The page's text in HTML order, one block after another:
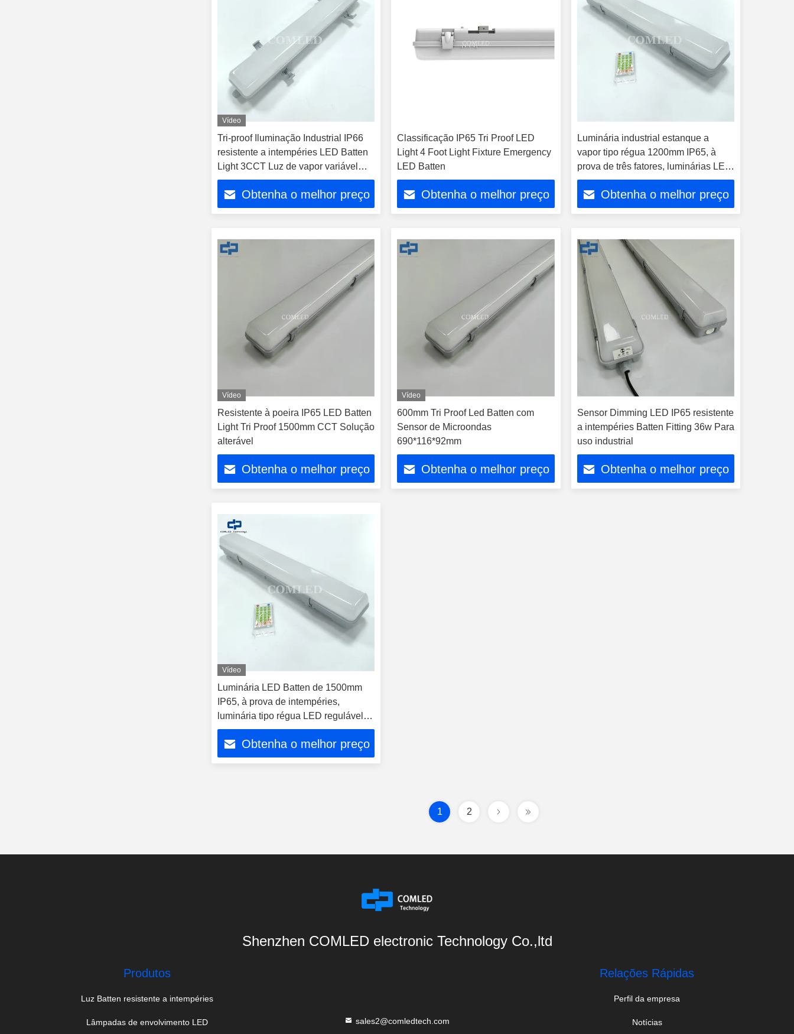
Vídeo
Tri-proof Iluminação Industrial IP66
resistente a intempéries LED Batten
Light 3CCT Luz de vapor variável
tricolor 1500mm LED impermeável
batons aprovados pelo CE SAA C-
Tick UKCA para iluminação industrial
Obtenha o melhor preço
Classificação IP65 Tri Proof LED
Light 4 Foot Light Fixture Emergency
LED Batten
Obtenha o melhor preço
Luminária industrial estanque a
vapor tipo régua 1200mm IP65, à
prova de três fatores, luminárias LED
para armazém, iluminação de túnel,
luminárias tipo régua à prova de
intempéries com 3CCT mutável
Obtenha o melhor preço
Vídeo
Resistente à poeira IP65 LED Batten
Light Tri Proof 1500mm CCT Solução
alterável
Obtenha o melhor preço
Vídeo
600mm Tri Proof Led Batten com
Sensor de Microondas
690*116*92mm
Obtenha o melhor preço
Sensor Dimming LED IP65 resistente
a intempéries Batten Fitting 36w Para
uso industrial
Obtenha o melhor preço
Vídeo
Luminária LED Batten de 1500mm
IP65, à prova de intempéries,
luminária tipo régua LED regulável, à
prova de vapor, adequada para
estacionamentos, armazéns,
passagens subterrâneas, túneis, etc.
Obtenha o melhor preço
1 2
Shenzhen COMLED electronic Technology Co.,ltd
Produtos
Luz Batten resistente a intempéries
Lâmpadas de envolvimento LED sales2@comledtech.com
Relações Rápidas
Perfil da empresa
Notícias